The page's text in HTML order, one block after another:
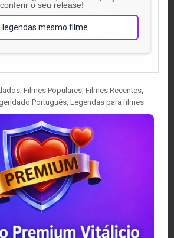
conferir o seu release!
legendas mesmo filme
, Filmes Populares, Filmes Recentes,
Português, Legendas para filmes